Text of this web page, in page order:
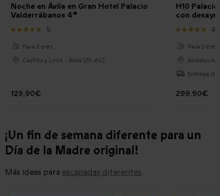
Noche en Ávila en Gran Hotel Palacio
Valderrábanos 4*
5
Para 2 pers.
Castilla y León - Ávila (ES-AV)
129,90€
H10
con
4
Para 2 pers.
Andalucía
Entrega
299,90€
¡Un fin de semana diferente para un
Día de la Madre original!
Más ideas para escapadas diferentes.